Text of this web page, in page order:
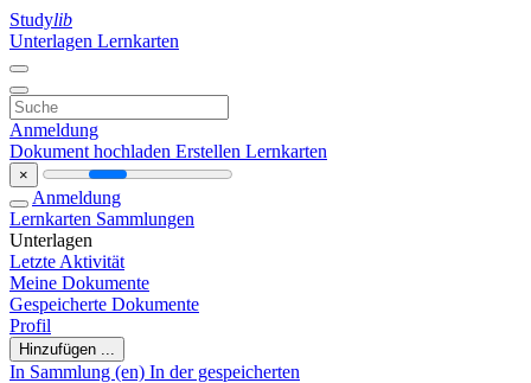
Studylib
Unterlagen Lernkarten
Anmeldung
Dokument hochladen Erstellen Lernkarten
×
Anmeldung
Lernkarten Sammlungen
Unterlagen
Letzte Aktivität
Meine Dokumente
Gespeicherte Dokumente
Profil
Hinzufügen ...
In Sammlung (en) In der gespeicherten